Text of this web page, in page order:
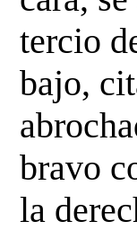
tercio
bajo,
bravo
la